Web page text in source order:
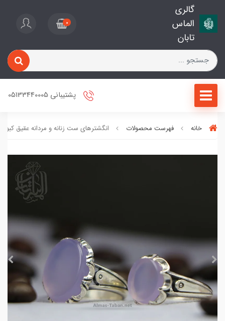
گالری
الماس
تابان
0
پشتیبانی 05133440005
خانه فهرست محصولات انگشترهای ست زنانه و مردانه عقیق کبود